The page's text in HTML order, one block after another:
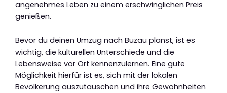
angenehmes Leben zu einem erschwinglichen Preis
genießen.
Bevor du deinen Umzug nach Buzau planst, ist es
wichtig, die kulturellen Unterschiede und die
Lebensweise vor Ort kennenzulernen. Eine gute
Möglichkeit hierfür ist es, sich mit der lokalen
Bevölkerung auszutauschen und ihre Gewohnheiten